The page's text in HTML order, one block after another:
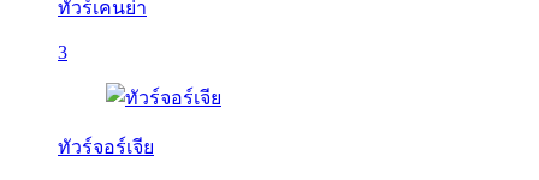
ทัวร์เคนย่า
3
ทัวร์จอร์เจีย